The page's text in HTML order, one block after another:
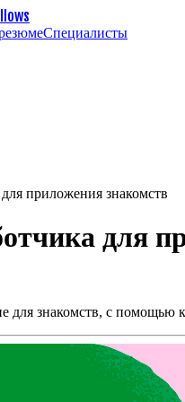
Специалисты
приложения знакомств
для
для знакомств, с помощью